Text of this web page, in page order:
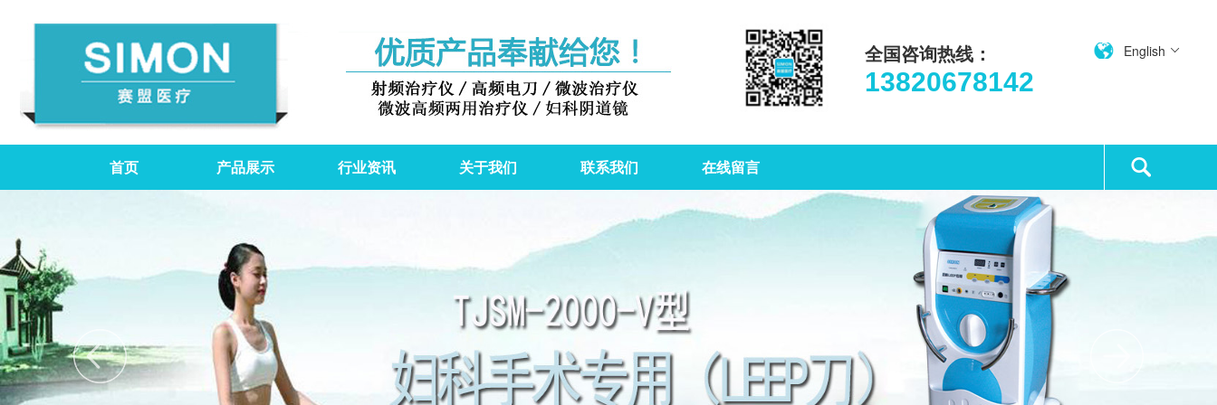
English
全国咨询热线：
13820678142
首页 产品展示 行业资讯 关于我们 联系我们 在线留言